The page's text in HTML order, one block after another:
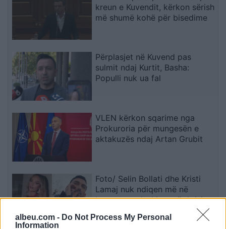
albeu.com - Do Not Process My Personal
Information
kreun e Kuvendit, kërkon sërish
më shumë kohë për bisedime
Përplasjet në Kuvend pas
sulmit ndaj Kurtit, Basha:
Populli nuk ua fal
VLEN kërkon sqarime nga
Prokuroria për mungesën e
aktakuzës ndaj Artan Grubit
Foto/ Selin Bollati dhe Kristi
Lamaj nuk ndiqen më në
Instagram, dyshime për krisje
mes dy ish-banorëve të Big
Brother VIP 5